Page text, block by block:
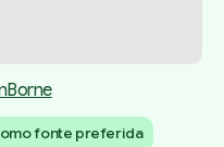
fonte preferida